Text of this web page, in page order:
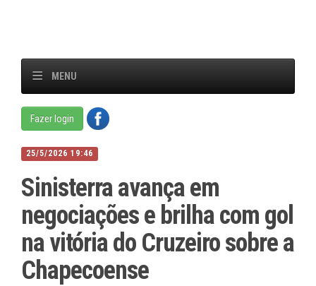
MENU
Fazer login
25/5/2026 19:46
Sinisterra avança em
negociações e brilha com gol
na vitória do Cruzeiro sobre a
Chapecoense